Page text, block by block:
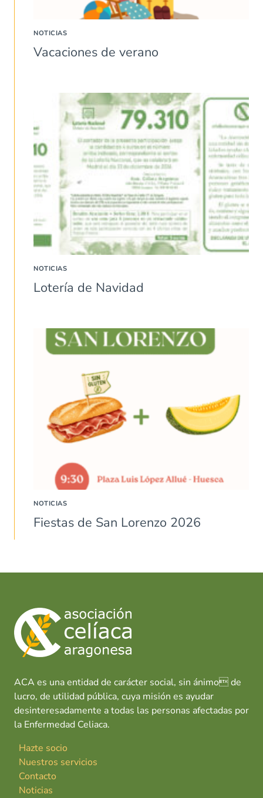
NOTICIAS
Vacaciones de verano
NOTICIAS
Lotería de Navidad
NOTICIAS
Fiestas de San Lorenzo 2026
ACA es una entidad de carácter social, sin ánimo de
lucro, de utilidad pública, cuya misión es ayudar
desinteresadamente a todas las personas afectadas por
la Enfermedad Celiaca.
Hazte socio
Nuestros servicios
Contacto
Noticias